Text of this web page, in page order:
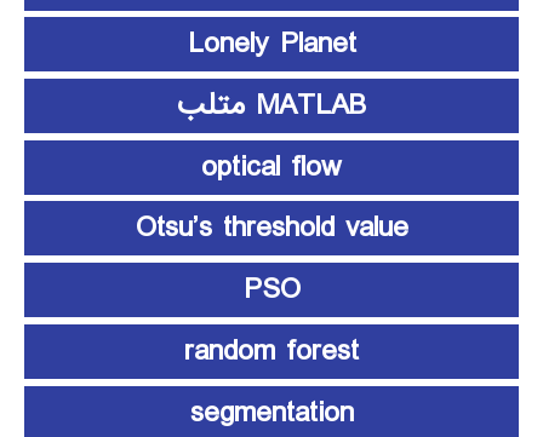
Lonely Planet
MATLAB متلب
optical flow
Otsu’s threshold value
PSO
random forest
segmentation